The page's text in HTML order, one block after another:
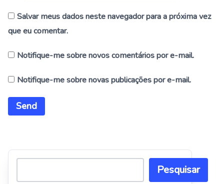
Salvar meus dados neste navegador para a próxima vez
que eu comentar.
Notifique-me sobre novos comentários por e-mail.
Notifique-me sobre novas publicações por e-mail.
Pesquisar